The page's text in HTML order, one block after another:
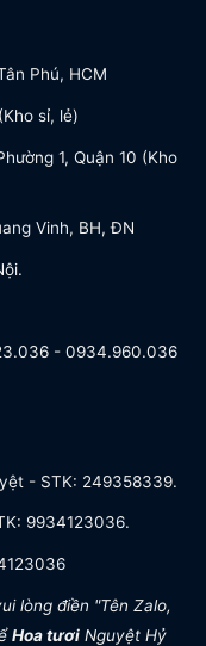
Phú, HCM
sỉ, lẻ)
1, Quận 10 (Kho
Vinh, BH, ĐN
- 0934.960.036
- STK: 249358339.
9934123036.
lòng điền "Tên Zalo,
Hoa tươi Nguyệt Hỷ